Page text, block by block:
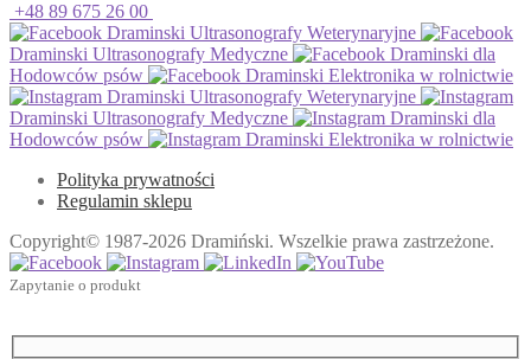
+48 89 675 26 00
Draminski Ultrasonografy Weterynaryjne
Draminski Ultrasonografy Medyczne
Draminski dla
Hodowców psów
Draminski Elektronika w rolnictwie
Draminski Ultrasonografy Weterynaryjne
Draminski Ultrasonografy Medyczne
Draminski dla
Hodowców psów
Draminski Elektronika w rolnictwie
Polityka prywatności
Regulamin sklepu
Copyright© 1987-2026 Dramiński. Wszelkie prawa zastrzeżone.
Zapytanie o produkt